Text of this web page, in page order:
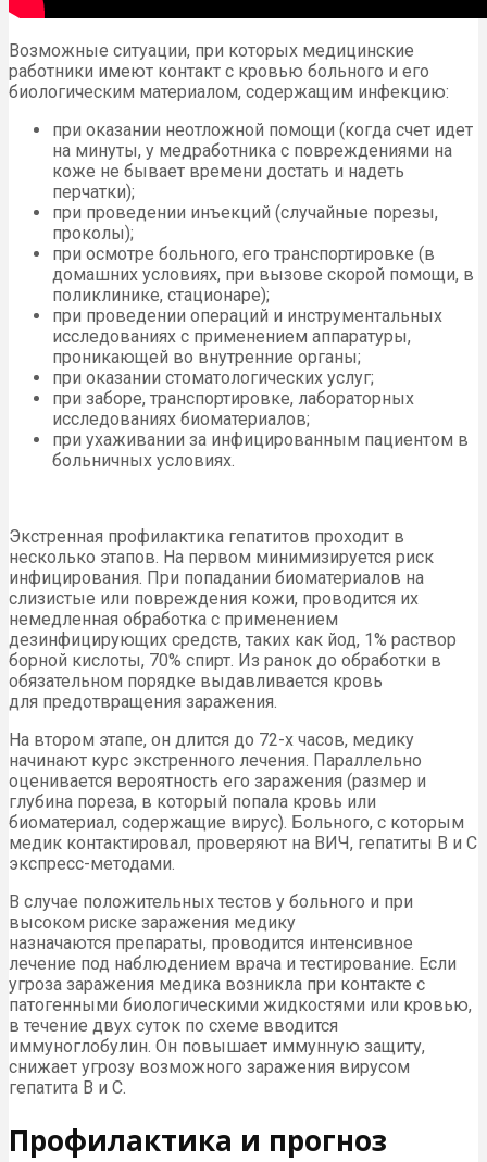
Возможные ситуации, при которых медицинские
работники имеют контакт с кровью больного и его
биологическим материалом, содержащим инфекцию:
при оказании неотложной помощи (когда счет идет
на минуты, у медработника с повреждениями на
коже не бывает времени достать и надеть
перчатки);
при проведении инъекций (случайные порезы,
проколы);
при осмотре больного, его транспортировке (в
домашних условиях, при вызове скорой помощи, в
поликлинике, стационаре);
при проведении операций и инструментальных
исследованиях с применением аппаратуры,
проникающей во внутренние органы;
при оказании стоматологических услуг;
при заборе, транспортировке, лабораторных
исследованиях биоматериалов;
при ухаживании за инфицированным пациентом в
больничных условиях.
Экстренная профилактика гепатитов проходит в
несколько этапов. На первом минимизируется риск
инфицирования. При попадании биоматериалов на
слизистые или повреждения кожи, проводится их
немедленная обработка с применением
дезинфицирующих средств, таких как йод, 1% раствор
борной кислоты, 70% спирт. Из ранок до обработки в
обязательном порядке выдавливается кровь
для предотвращения заражения.
На втором этапе, он длится до 72-х часов, медику
начинают курс экстренного лечения. Параллельно
оценивается вероятность его заражения (размер и
глубина пореза, в который попала кровь или
биоматериал, содержащие вирус). Больного, с которым
медик контактировал, проверяют на ВИЧ, гепатиты В и С
экспресс-методами.
В случае положительных тестов у больного и при
высоком риске заражения медику
назначаются препараты, проводится интенсивное
лечение под наблюдением врача и тестирование. Если
угроза заражения медика возникла при контакте с
патогенными биологическими жидкостями или кровью,
в течение двух суток по схеме вводится
иммуноглобулин. Он повышает иммунную защиту,
снижает угрозу возможного заражения вирусом
гепатита В и С.
Профилактика и прогноз